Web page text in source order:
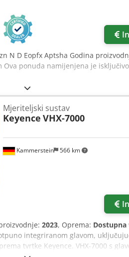
N D Eopfx Aptsha Godina
ponuda namijenjena je
Kammerstein 566 km
Mjeriteljski sustav
Keyence VHX-7000
2023, Oprema:
integriranom glavom,
tvrtke Keyence. VHX-7000 s